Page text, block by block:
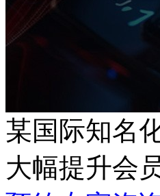
某国际知名
大幅提升会